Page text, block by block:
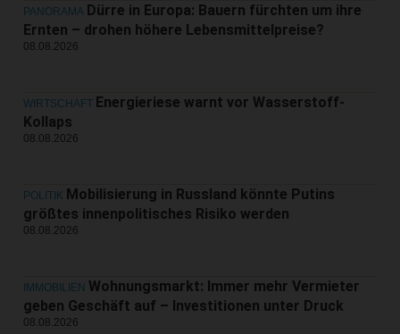
PANORAMA Dürre in Europa: Bauern fürchten um ihre
Ernten – drohen höhere Lebensmittelpreise?
08.08.2026
WIRTSCHAFT Energieriese warnt vor Wasserstoff-
Kollaps
08.08.2026
POLITIK Mobilisierung in Russland könnte Putins
größtes innenpolitisches Risiko werden
08.08.2026
IMMOBILIEN Wohnungsmarkt: Immer mehr Vermieter
geben Geschäft auf – Investitionen unter Druck
08.08.2026